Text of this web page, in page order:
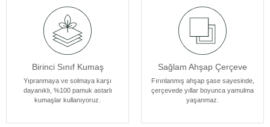
baskı sonrası uyguladığımız özel yüzey koruyucu ile tablolar,
canlılıklarını her zaman korur ve duvarlarınızı güzelleştirir.
Kenar Baskısıyla Tablolarımızın Kenar Kısımları
Resmin dokusu ve renklerinin zarif bir şekilde devam ettiği özel bir
tasarıma sahiptir. Bu detay, tablolarımızı ek çerçeve ihtiyacı
olmadan asılabilir kılar, böylece sanat eserleriniz odanızın
atmosferine mükemmel bir şekilde uyum sağlar. Her bir tablomuz,
Birinci Sınıf Kumaş
Yıpranmaya ve solmaya karşı
dayanıklı, %100 pamuk astarlı
kumaşlar kullanıyoruz.
Sağlam Ahşap Çerçeve
Fırınlanmış ahşap şase sayesinde,
çerçevede yıllar boyunca yamulma
yaşanmaz.